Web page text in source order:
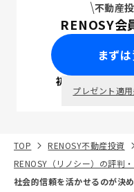
不動産
RENOSY会
まず
初回面談で
プレゼント適
TOP RENOSY不動産投資
RENOSY（リノシー）の評判
社会的信頼を活かせるのが決